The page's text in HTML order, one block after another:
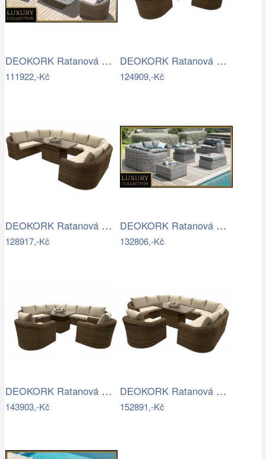
DEOKORK Ratanová modulová sestava…
111922,-Kč
DEOKORK Ratanová modulová sestava…
124909,-Kč
DEOKORK Ratanová modulová jídelní…
128917,-Kč
DEOKORK Ratanová modulová sestava…
132806,-Kč
DEOKORK Ratanová modulová sestava…
143903,-Kč
DEOKORK Ratanová modulová jídelní…
152891,-Kč